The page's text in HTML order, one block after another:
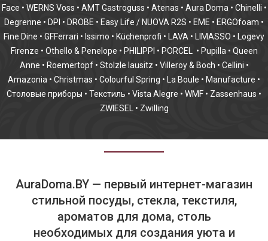
Face • WERNS Voss • AMT Gastroguss • Atenas • Aura Doma • Chinelli •
Degrenne • DPI • DROBE • Easy Life / NUOVA R2S • EME • ERGOfoam •
Fine Dine • GFFerrari • Issimo • Küchenprofi • LAVA • LIMASSO • Logevy
Firenze • Othello & Penelope • PHILIPPI • PORCEL • Pupilla • Queen
Anne • Roemertopf • Stolzle lausitz • Villeroy & Boch • Cellini •
Amazonia • Christmas • Colourful Spring • La Boule • Manufacture •
Столовые приборы • Текстиль • Vista Alegre • WMF • Zassenhaus •
ZWIESEL
• Zwilling
AuraDoma.BY — первый интернет-магазин
стильной посуды, стекла, текстиля,
ароматов для дома, столь
необходимых для создания уюта и